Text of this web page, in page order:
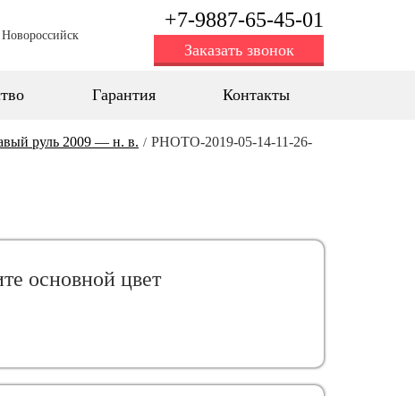
+7-9887-65-45-01
Заказать звонок
Гарантия Контакты
руль 2009 — н. в. / PHOTO-2019-05-14-11-26-
oсновной цвет